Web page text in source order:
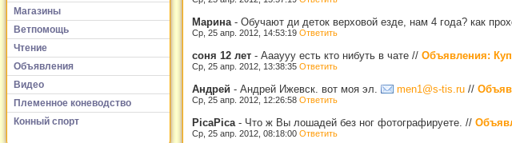
Магазины
Ветпомощь
Чтение
Объявления
Видео
Племенное коневодство
Конный спорт
Марина - Обучают ди деток верховой езде, нам 4 года? как
Ср, 25 апр. 2012, 14:53:19 Ответить
соня 12 лет - Аааууу есть кто нибуть в чате // Объявления:
Ср, 25 апр. 2012, 13:38:35 Ответить
Андрей - Андрей Ижевск. вот моя эл. men1@s-tis.ru //
Ср, 25 апр. 2012, 12:26:58 Ответить
PicaPica - Что ж Вы лошадей без ног фотографируете. //
Ср, 25 апр. 2012, 08:18:00 Ответить